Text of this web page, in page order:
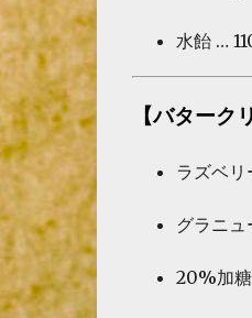
水飴 …
【バターク
ラズベ
グラニ
20%加